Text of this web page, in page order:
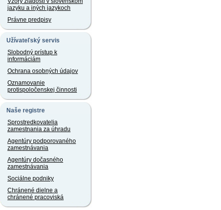
jazyku a iných jazykoch
Právne predpisy
Užívateľský servis
Slobodný prístup k
informáciám
Ochrana osobných údajov
Oznamovanie
protispoločenskej činnosti
Naše registre
Sprostredkovatelia
zamestnania za úhradu
Agentúry podporovaného
zamestnávania
Agentúry dočasného
zamestnávania
Sociálne podniky
Chránené dielne a
chránené pracoviská